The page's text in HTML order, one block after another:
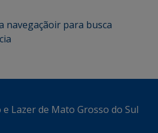
navegaçãoir para busca
Lazer de Mato Grosso do Sul